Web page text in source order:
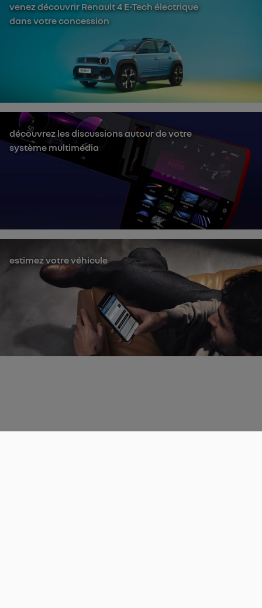
venez découvrir Renault 4 E-Tech électrique
dans votre concession
découvrez les discussions autour de votre
système multimédia
estimez votre véhicule